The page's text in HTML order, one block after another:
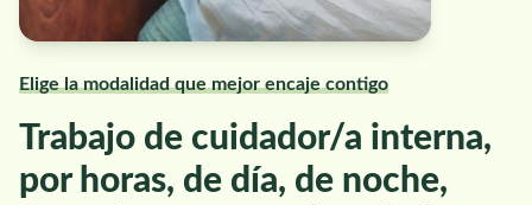
Elige la modalidad que mejor encaje contigo
Trabajo de cuidador/a interna,
por horas, de día, de noche,